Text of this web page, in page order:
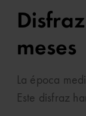
meses
La época
Este disfraz